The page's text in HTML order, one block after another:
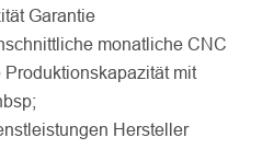
Garantie
monatliche CNC
mit
Hersteller